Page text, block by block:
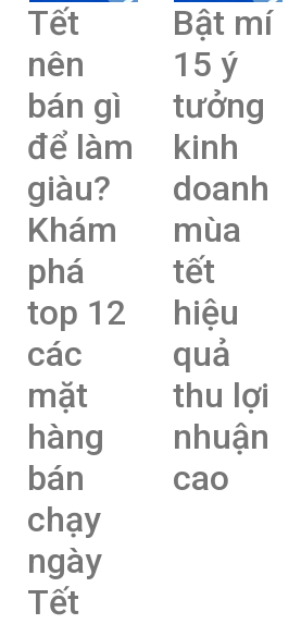
Tết
nên
bán gì
để làm
giàu?
Khám
phá
top 12
các
mặt
hàng
bán
chạy
ngày
Tết
Bật mí
15 ý
tưởng
kinh
doanh
mùa
tết
hiệu
quả
thu lợi
nhuận
cao